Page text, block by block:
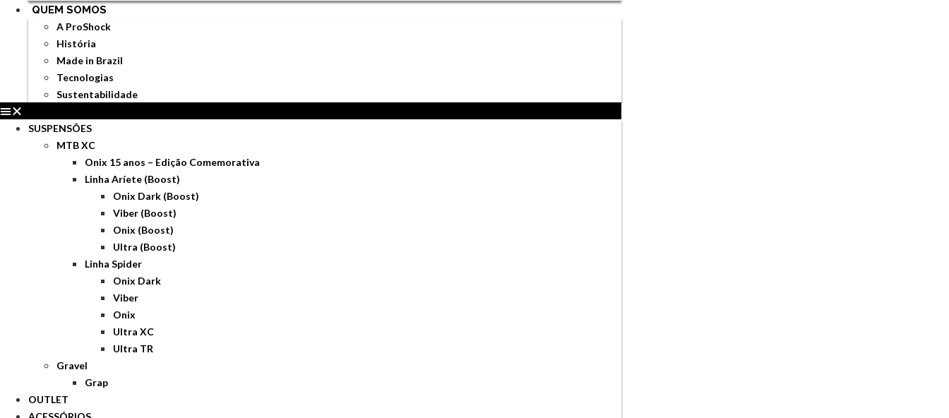
QUEM SOMOS
A ProShock
História
Made in Brazil
Tecnologias
Sustentabilidade
SUSPENSÕES
MTB XC
Onix 15 anos – Edição Comemorativa
Linha Aríete (Boost)
Onix Dark (Boost)
Viber (Boost)
Onix (Boost)
Ultra (Boost)
Linha Spider
Onix Dark
Viber
Onix
Ultra XC
Ultra TR
Gravel
Grap
OUTLET